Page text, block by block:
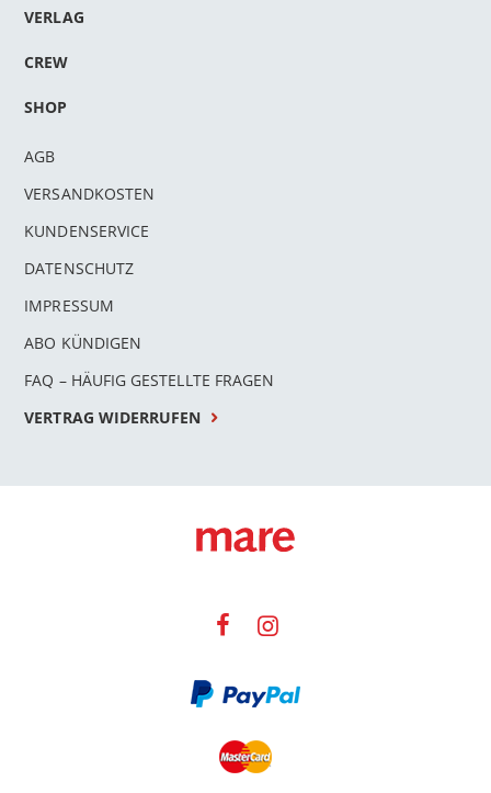
VERLAG
CREW
SHOP
AGB
VERSANDKOSTEN
KUNDENSERVICE
DATENSCHUTZ
IMPRESSUM
ABO KÜNDIGEN
FAQ – HÄUFIG GESTELLTE FRAGEN
VERTRAG WIDERRUFEN